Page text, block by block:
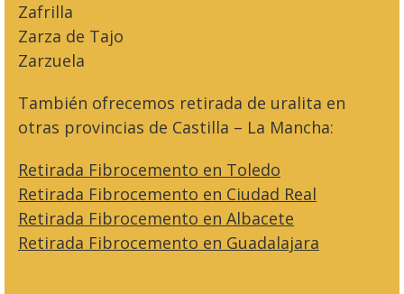
Zafrilla
Zarza de Tajo
Zarzuela
También ofrecemos retirada de uralita en
otras provincias de Castilla – La Mancha:
Retirada Fibrocemento en Toledo
Retirada Fibrocemento en Ciudad Real
Retirada Fibrocemento en Albacete
Retirada Fibrocemento en Guadalajara